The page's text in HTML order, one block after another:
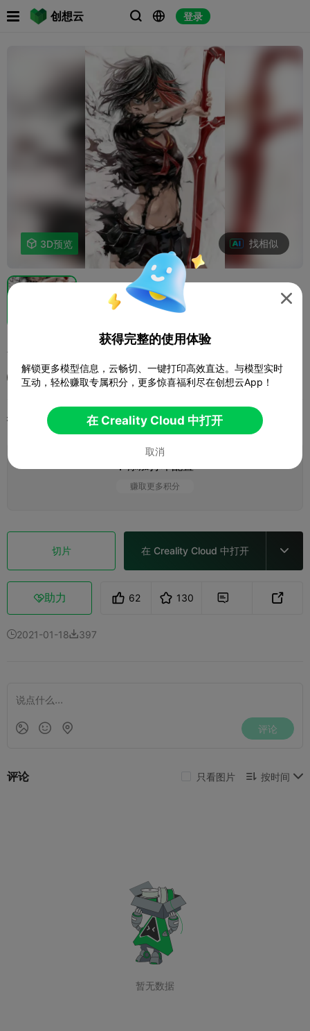
创想云   登录
 
 3D预览 找相似
双斩少女模型Ryuko Matoi
钢铁兄贵会
打印配置 微缩模型 角色与怪物
赚取更多积分
切片 在 Creality Cloud 中打开 
助力 62 130  
2021-01-18397

获得完整的使用体验
解锁更多模型信息，云畅切、一键打印高效直达。与模型实时
互动，轻松赚取专属积分，更多惊喜福利尽在创想云App！
在 Creality Cloud 中打开
取消